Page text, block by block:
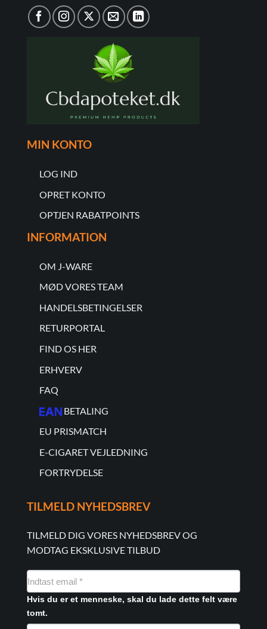
MIN KONTO
LOG IND
OPRET KONTO
OPTJEN RABATPOINTS
INFORMATION
OM J-WARE
MØD VORES TEAM
HANDELSBETINGELSER
RETURPORTAL
FIND OS HER
ERHVERV
FAQ
BETALING
EU PRISMATCH
E-CIGARET VEJLEDNING
FORTRYDELSE
TILMELD NYHEDSBREV
TILMELD DIG VORES NYHEDSBREV OG
MODTAG EKSKLUSIVE TILBUD
NYHEDSMAIL
FORMULAR
Hvis du er et menneske, skal du lade dette felt være
tomt.